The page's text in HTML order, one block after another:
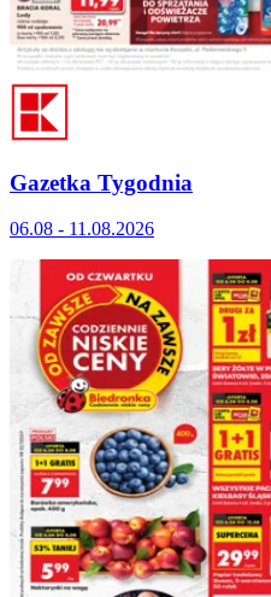
Gazetka Tygodnia
06.08 - 11.08.2026